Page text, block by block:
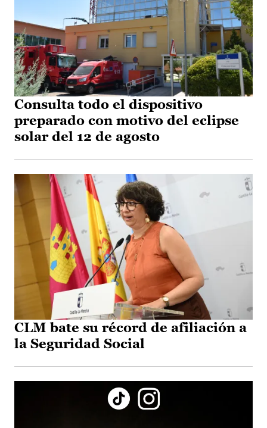
Consulta todo el dispositivo
preparado con motivo del eclipse
solar del 12 de agosto
CLM bate su récord de afiliación a
la Seguridad Social